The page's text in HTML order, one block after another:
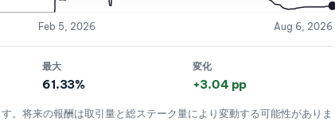
Feb 5, 2026 Aug 6, 2026
最大
61.33%
変化
+3.04 pp
。将来の報酬は取引量と総ステーク量により変動する可能性がありま